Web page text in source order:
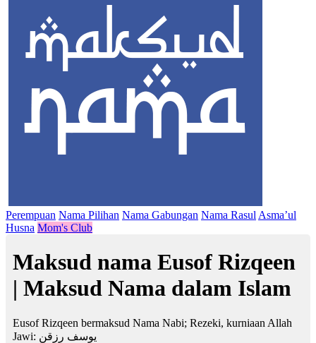
Perempuan Nama Pilihan Nama Gabungan Nama Rasul Asma’ul
Husna Mom's Club
Maksud nama Eusof Rizqeen
| Maksud Nama dalam Islam
Eusof Rizqeen bermaksud Nama Nabi; Rezeki, kurniaan Allah
Jawi: يوسف رزقن